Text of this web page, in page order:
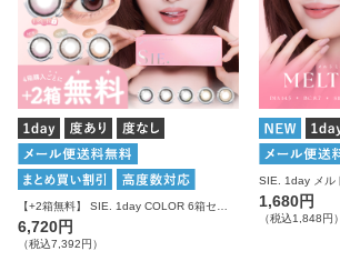
6,720円
（税込7,392円）
1,680円
（税込1,848円）